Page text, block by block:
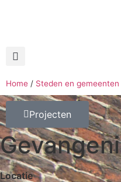
Home / Steden en gemeenten
Projecten
Locatie